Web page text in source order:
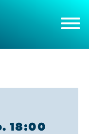
18:00